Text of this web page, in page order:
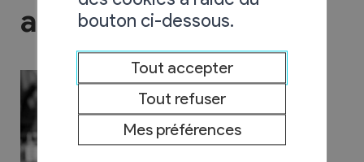
agricoles
bouton ci-dessous.
Tout accepter
Tout refuser
Mes préférences